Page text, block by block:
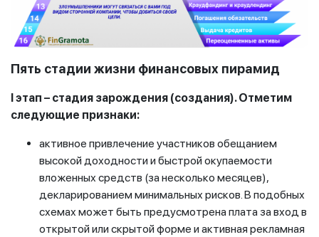
Пять стадии жизни финансовых пирамид
I этап – стадия зарождения (создания). Отметим
следующие признаки:
активное привлечение участников обещанием
высокой доходности и быстрой окупаемости
вложенных средств (за несколько месяцев),
декларированием минимальных рисков. В подобных
схемах может быть предусмотрена плата за вход в
открытой или скрытой форме и активная рекламная